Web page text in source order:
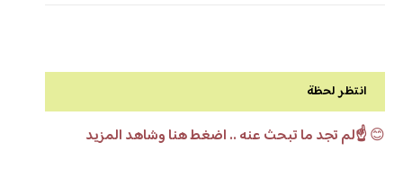
انتظر لحظة
😊☝️لم تجد ما تبحث عنه .. اضغط هنا وشاهد المزيد